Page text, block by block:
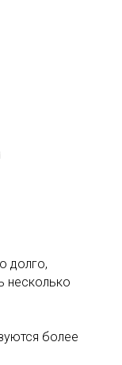
долго,
несколько
более